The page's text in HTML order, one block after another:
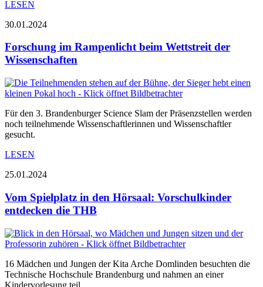
LESEN
30.01.2024
Forschung im Rampenlicht beim Wettstreit der
Wissenschaften
Für den 3. Brandenburger Science Slam der Präsenzstellen werden
noch teilnehmende Wissenschaftlerinnen und Wissenschaftler
gesucht.
LESEN
25.01.2024
Vom Spielplatz in den Hörsaal: Vorschulkinder
entdecken die THB
16 Mädchen und Jungen der Kita Arche Domlinden besuchten die
Technische Hochschule Brandenburg und nahmen an einer
Kindervorlesung teil.